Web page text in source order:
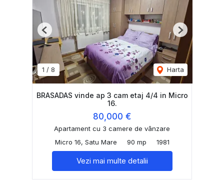
1 / 8 Harta
Previous Next
BRASADAS vinde ap 3 cam etaj 4/4 in Micro
16.
80,000 €
Apartament cu 3 camere de vânzare
Micro 16, Satu Mare
90 mp 1981
Vezi mai multe detalii